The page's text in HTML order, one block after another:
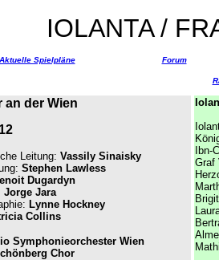
IOLANTA /
Aktuelle Spielpläne Forum
an der Wien
Leitung: Vassily Sinaisky
Stephen Lawless
Dugardyn
Jorge Jara
Lynne Hockney
Collins
Symphonieorchester Wien
Chor
Graf